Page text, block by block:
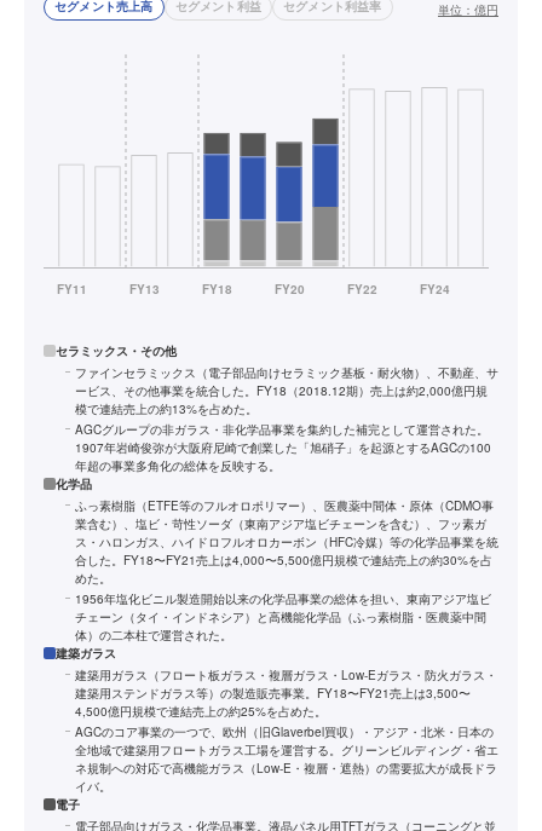
セグメント売上高 セグメント利益 セグメント利益率 単位： 億円
セラミックス・その他
ファインセラミックス（電子部品向けセラミック基板・耐火物）、不動産、サ
ービス、その他事業を統合した。FY18（2018.12期）売上は約2,000億円規
模で連結売上の約13%を占めた。
AGCグループの非ガラス・非化学品事業を集約した補完として運営された。
1907年岩崎俊弥が大阪府尼崎で創業した「旭硝子」を起源とするAGCの100
年超の事業多角化の総体を反映する。
化学品
ふっ素樹脂（ETFE等のフルオロポリマー）、医農薬中間体・原体（CDMO事
業含む）、塩ビ・苛性ソーダ（東南アジア塩ビチェーンを含む）、フッ素ガ
ス・ハロンガス、ハイドロフルオロカーボン（HFC冷媒）等の化学品事業を統
合した。FY18〜FY21売上は4,000〜5,500億円規模で連結売上の約30%を占
めた。
1956年塩化ビニル製造開始以来の化学品事業の総体を担い、東南アジア塩ビ
チェーン（タイ・インドネシア）と高機能化学品（ふっ素樹脂・医農薬中間
体）の二本柱で運営された。
建築ガラス
建築用ガラス（フロート板ガラス・複層ガラス・Low-Eガラス・防火ガラス・
建築用ステンドガラス等）の製造販売事業。FY18〜FY21売上は3,500〜
4,500億円規模で連結売上の約25%を占めた。
AGCのコア事業の一つで、欧州（旧Glaverbel買収）・アジア・北米・日本の
全地域で建築用フロートガラス工場を運営する。グリーンビルディング・省エ
ネ規制への対応で高機能ガラス（Low-E・複層・遮熱）の需要拡大が成長ドラ
イバ。
電子
電子部品向けガラス・化学品事業。液晶パネル用TFTガラス（コーニングと並